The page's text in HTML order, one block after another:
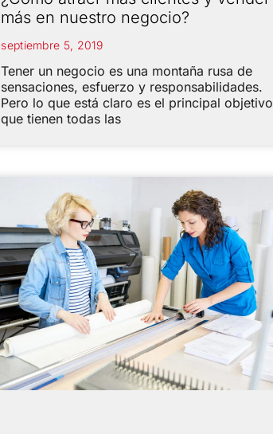
más en nuestro negocio?
septiembre 5, 2019
Tener un negocio es una montaña rusa de
sensaciones, esfuerzo y responsabilidades.
Pero lo que está claro es el principal objetivo
que tienen todas las